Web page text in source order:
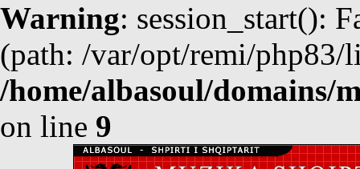
Warning: session_start():
(path: /var/opt/remi/php83/
/home/albasoul/domains/
on line 9